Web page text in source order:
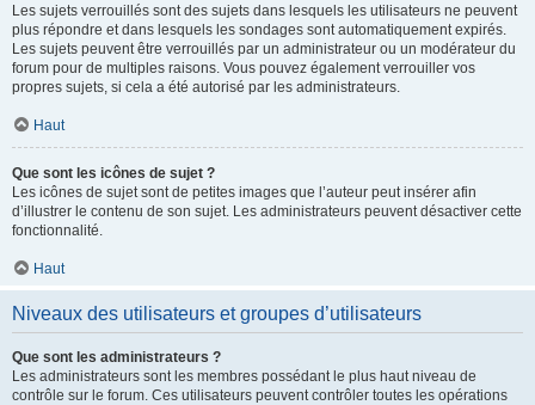
Les sujets verrouillés sont des sujets dans lesquels les utilisateurs ne peuvent
plus répondre et dans lesquels les sondages sont automatiquement expirés.
Les sujets peuvent être verrouillés par un administrateur ou un modérateur du
forum pour de multiples raisons. Vous pouvez également verrouiller vos
propres sujets, si cela a été autorisé par les administrateurs.
Haut
Que sont les icônes de sujet ?
Les icônes de sujet sont de petites images que l’auteur peut insérer afin
d’illustrer le contenu de son sujet. Les administrateurs peuvent désactiver cette
fonctionnalité.
Haut
Niveaux des utilisateurs et groupes d’utilisateurs
Que sont les administrateurs ?
Les administrateurs sont les membres possédant le plus haut niveau de
contrôle sur le forum. Ces utilisateurs peuvent contrôler toutes les opérations